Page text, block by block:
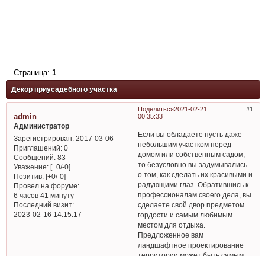
Декор приусадебного участка
Страница: 1
Поделиться 1
2021-02-21
00:35:33
admin
Администратор
Зарегистрирован: 2017-03-06
Приглашений:0
Сообщений:83
Уважение: [+0/-0]
Позитив: [+0/-0]
Провел на форуме:
6 часов 41 минуту
Последний визит:
2023-02-16 14:15:17
Если вы обладаете пусть даже
небольшим участком перед
домом или собственным садом,
то безусловно вы задумывались
о том, как сделать их красивыми и
радующими глаз. Обратившись к
профессионалам своего дела, вы
сделаете свой двор предметом
гордости и самым любимым
местом для отдыха.
Предложенное вам
ландшафтное проектирование